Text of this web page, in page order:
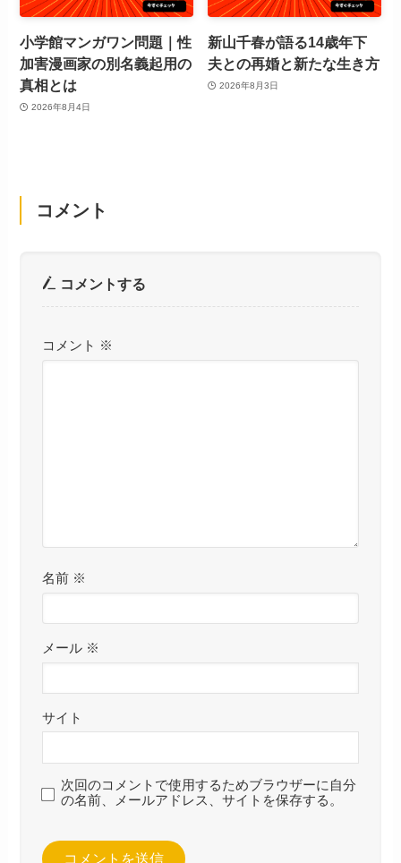
小学館マンガワン問題｜性
加害漫画家の別名義起用の
真相とは
2026年8月4日
新山千春が語る14歳年下
夫との再婚と新たな生き方
2026年8月3日
コメント
コメントする
コメント ※
名前 ※
メール ※
サイト
次回のコメントで使用するためブラウザーに自分
の名前、メールアドレス、サイトを保存する。